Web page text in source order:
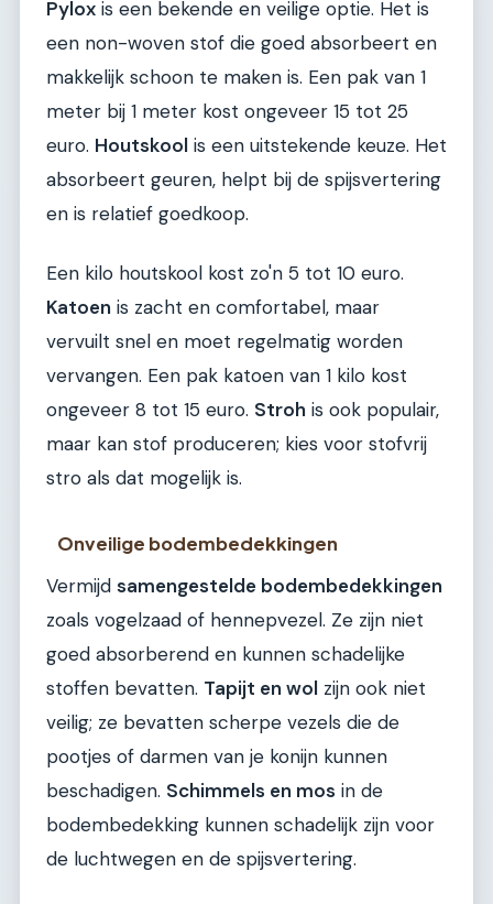
Pylox is een bekende en veilige optie. Het is
een non-woven stof die goed absorbeert en
makkelijk schoon te maken is. Een pak van 1
meter bij 1 meter kost ongeveer 15 tot 25
euro. Houtskool is een uitstekende keuze. Het
absorbeert geuren, helpt bij de spijsvertering
en is relatief goedkoop.
Een kilo houtskool kost zo'n 5 tot 10 euro.
Katoen is zacht en comfortabel, maar
vervuilt snel en moet regelmatig worden
vervangen. Een pak katoen van 1 kilo kost
ongeveer 8 tot 15 euro. Stroh is ook populair,
maar kan stof produceren; kies voor stofvrij
stro als dat mogelijk is.
Onveilige bodembedekkingen
Vermijd samengestelde bodembedekkingen
zoals vogelzaad of hennepvezel. Ze zijn niet
goed absorberend en kunnen schadelijke
stoffen bevatten. Tapijt en wol zijn ook niet
veilig; ze bevatten scherpe vezels die de
pootjes of darmen van je konijn kunnen
beschadigen. Schimmels en mos in de
bodembedekking kunnen schadelijk zijn voor
de luchtwegen en de spijsvertering.